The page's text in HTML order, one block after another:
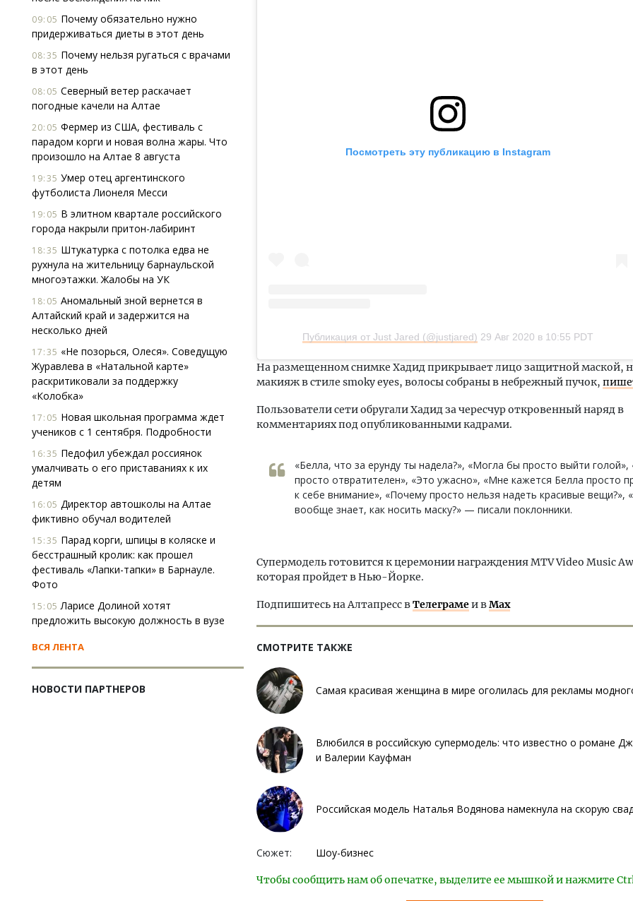
09:05 Почему обязательно нужно
придерживаться диеты в этот день
08:35 Почему нельзя ругаться с врачами
в этот день
08:05 Северный ветер раскачает
погодные качели на Алтае
20:05 Фермер из США, фестиваль с
парадом корги и новая волна жары. Что
произошло на Алтае 8 августа
19:35 Умер отец аргентинского
футболиста Лионеля Месси
19:05 В элитном квартале российского
города накрыли притон-лабиринт
18:35 Штукатурка с потолка едва не
рухнула на жительницу барнаульской
многоэтажки. Жалобы на УК
18:05 Аномальный зной вернется в
Алтайский край и задержится на
несколько дней
17:35 «Не позорься, Олеся». Соведущую
Журавлева в «Натальной карте»
раскритиковали за поддержку
«Колобка»
17:05 Новая школьная программа ждет
учеников с 1 сентября. Подробности
16:35 Педофил убеждал россиянок
умалчивать о его приставаниях к их
детям
16:05 Директор автошколы на Алтае
фиктивно обучал водителей
15:35 Парад корги, шпицы в коляске и
бесстрашный кролик: как прошел
фестиваль «Лапки-тапки» в Барнауле.
Фото
15:05 Ларисе Долиной хотят
предложить высокую должность в вузе
ВСЯ ЛЕНТА
НОВОСТИ ПАРТНЕРОВ
Посмотреть эту публикацию в Instagram
Публикация от Just Jared (@justjared) 29 Авг 2020 в 10:55 PDT
На размещенном снимке Хадид прикрывает лицо защитной маской,
макияж в стиле smoky eyes, волосы собраны в небрежный пучок,
Пользователи сети обругали Хадид за чересчур откровенный наряд в
комментариях под опубликованными кадрами.
«Белла, что за ерунду ты надела?», «Могла бы просто выйти голой»,
просто отвратителен», «Это ужасно», «Мне кажется Белла просто
к себе внимание», «Почему просто нельзя надеть красивые вещи?»,
вообще знает, как носить маску?» — писали поклонники.
Супермодель готовится к церемонии награждения MTV Video Music
которая пройдет в Нью-Йорке.
Подпишитесь на Алтапресс вТелеграмеи вMax
СМОТРИТЕ ТАКЖЕ
Самая красивая женщина в мире оголилась для рекламы
Влюбился в российскую супермодель: что известно о романе
и Валерии Кауфман
Российская модель Наталья Водянова намекнула на скорую
Сюжет: Шоу-бизнес
Чтобы сообщить нам об опечатке, выделите ее мышкой и нажмите